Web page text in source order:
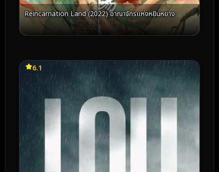
Reincarnation Land (2022) อาณาจักรแห่งหยินหยาง
6.1